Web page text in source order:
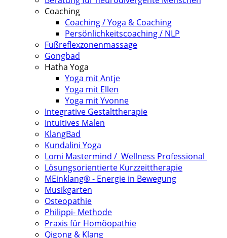
Coaching
Coaching / Yoga & Coaching
Persönlichkeitscoaching / NLP
Fußreflexzonenmassage
Gongbad
Hatha Yoga
Yoga mit Antje
Yoga mit Ellen
Yoga mit Yvonne
Integrative Gestalttherapie
Intuitives Malen
KlangBad
Kundalini Yoga
Lomi Mastermind / Wellness Professional
Lösungsorientierte Kurzzeittherapie
MEinklang® - Energie in Bewegung
Musikgarten
Osteopathie
Philippi- Methode
Praxis für Homöopathie
Qigong & Klang